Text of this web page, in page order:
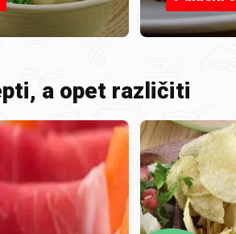
a opet različiti